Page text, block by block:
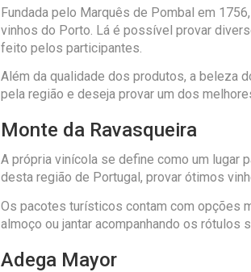
Fundada pelo Marquês de Pombal em
vinhos do Porto. Lá é possível provar
feito pelos participantes.
Além da qualidade dos produtos, a beleza
pela região e deseja provar um dos
Monte da Ravasqueira
A própria vinícola se define como um lugar
desta região de Portugal, provar ótimos
Os pacotes turísticos contam com opções
almoço ou jantar acompanhando os rótulos
Adega Mayor